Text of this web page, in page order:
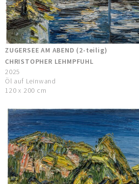
ZUGERSEE AM ABEND (2-teilig)
CHRISTOPHER LEHMPFUHL
2025
Öl auf Leinwand
120 x 200 cm